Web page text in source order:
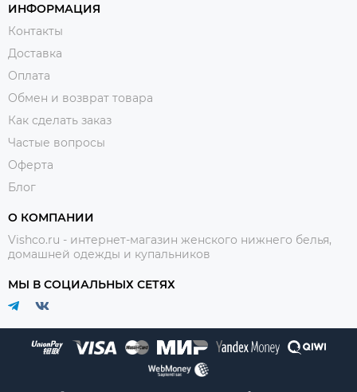
ИНФОРМАЦИЯ
Контакты
Доставка
Оплата
Обмен и возврат товара
Как сделать заказ
Частые вопросы
Оферта
Блог
О КОМПАНИИ
Vishco.ru - интернет-магазин женского нижнего белья,
домашней одежды и купальников
МЫ В СОЦИАЛЬНЫХ СЕТЯХ